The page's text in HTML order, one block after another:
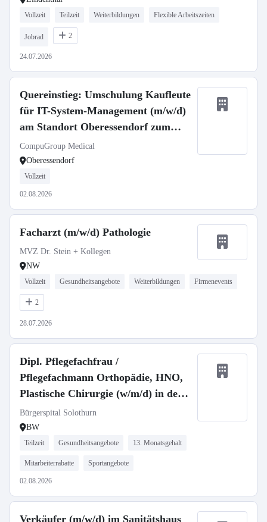
Vollzeit Teilzeit Weiterbildungen Flexible Arbeitszeiten
Jobrad 2
24.07.2026
Quereinstieg: Umschulung Kaufleute
für IT-System-Management (m/w/d)
am Standort Oberessendorf zum
01.09.2026
CompuGroup Medical
Oberessendorf
Vollzeit
02.08.2026
Facharzt (m/w/d) Pathologie
MVZ Dr. Stein + Kollegen
NW
Vollzeit Gesundheitsangebote Weiterbildungen Firmenevents
2
28.07.2026
Dipl. Pflegefachfrau /
Pflegefachmann Orthopädie, HNO,
Plastische Chirurgie (w/m/d) in der
Schweiz
Bürgerspital Solothurn
BW
Teilzeit Gesundheitsangebote 13. Monatsgehalt
Mitarbeiterrabatte Sportangebote
02.08.2026
Verkäufer (m/w/d) im Sanitätshaus